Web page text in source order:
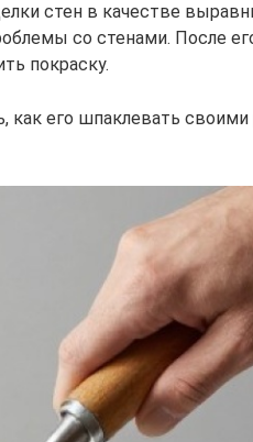
стен в качестве
со стенами. После
покраску.
как его шпаклевать